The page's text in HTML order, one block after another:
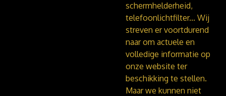
schermhelderheid,
telefoonlichtfilter... Wij
streven er voortdurend
naar om actuele en
volledige informatie op
onze website ter
beschikking te stellen.
Maar we kunnen niet